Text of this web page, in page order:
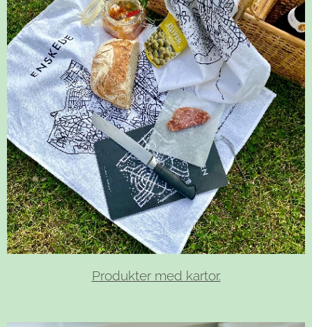
Produkter med kartor.